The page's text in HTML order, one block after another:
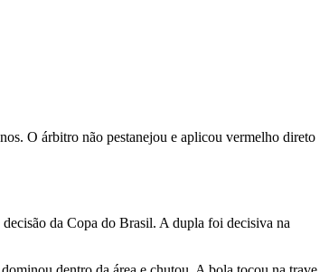
O árbitro não pestanejou e aplicou vermelho direto
da Copa do Brasil. A dupla foi decisiva na